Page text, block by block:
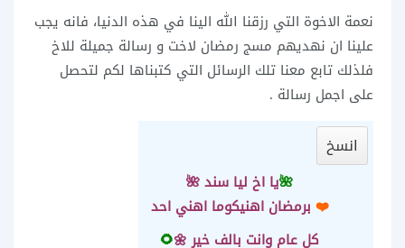
نعمة الاخوة التي رزقنا الله الينا في هذه الدنيا، فانه يجب
علينا ان نهديهم مسج رمضان لاخت و رسالة جميلة للاخ
فلذلك تابع معنا تلك الرسائل التي كتبناها لكم لتحصل
على اجمل رسالة .
انسخ
🌺يا اخ ليا سند 🌺
❤️ برمضان اهنيكوما اهني احد
كل عام وانت بالف خير 🌼🌻